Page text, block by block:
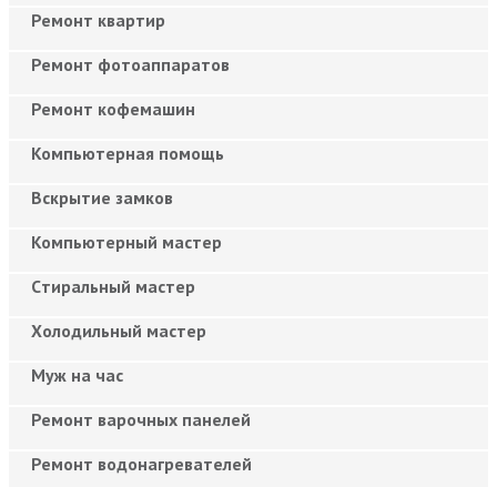
Ремонт квартир
Ремонт фотоаппаратов
Ремонт кофемашин
Компьютерная помощь
Вскрытие замков
Компьютерный мастер
Cтиральный мастер
Холодильный мастер
Муж на час
Ремонт варочных панелей
Ремонт водонагревателей